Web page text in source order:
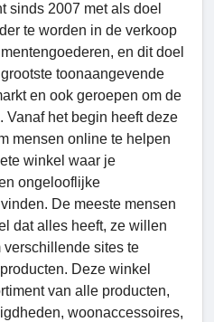
sinds 2007 met als doel
te worden in de verkoop
en dit doel
toonaangevende
en ook geroepen om de
Vanaf het begin heeft deze
mensen online te helpen
winkel waar je
ongelooflijke
De meeste mensen
dat alles heeft, ze willen
verschillende sites te
Deze winkel
van alle producten,
woonaccessoires,